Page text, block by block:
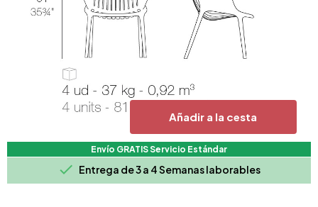
Añadir a la cesta
Envío GRATIS Servicio Estándar
 Entrega de 3 a 4 Semanas laborables